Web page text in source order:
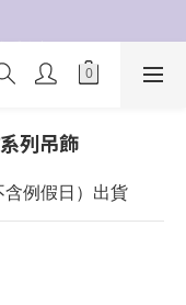
看全部
列吊飾
例假日）出貨